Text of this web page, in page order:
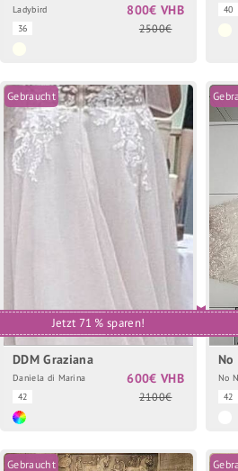
Ladybird
36
800€ VHB
2500€
40
Gebraucht
Jetzt 71 % sparen!
DDM Graziana
Daniela di Marina
42
600€ VHB
2100€
No
No
42
Gebraucht